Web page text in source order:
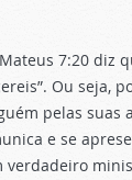
7:20 diz
Ou seja,
pelas suas
e se
verdadeiro